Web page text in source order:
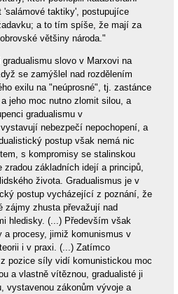
taktiky', postupujíce
a to tím spíše, že mají za
většiny národa."
slovo v Marxovi na
se zamýšlel nad rozdělením
exilu na "neúprosné", tj. zastánce
jeho moc nutno zlomit silou, a
gradualismu v
nebezpečí nepochopení, a
postup však nemá nic
s kompromisy se stalinskou
základních idejí a principů,
života. Gradualismus je v
postup vycházející z poznání, že
zájmy zhusta převažují nad
hledisky. (...) Především však
a procesy, jimiž komunismus v
i v praxi. (...) Zatímco
pozice síly vidí komunistickou moc
a vlastně vítěznou, gradualisté ji
vystavenou zákonům vývoje a